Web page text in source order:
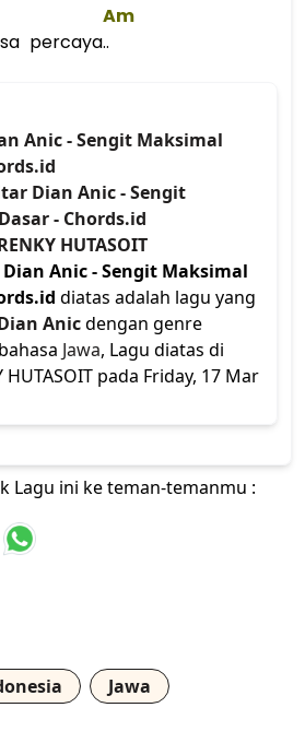
Am
percaya..
Anic - Sengit Maksimal
Dian Anic - Sengit
- Chords.id
HUTASOIT
Anic - Sengit Maksimal
diatas adalah lagu yang
Anicdengan genre
Jawa, Lagu diatas di
HUTASOIT pada Friday, 17 Mar
Lagu ini ke teman-temanmu :
Jawa